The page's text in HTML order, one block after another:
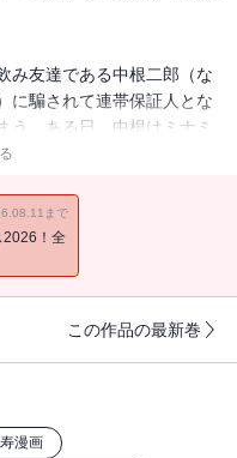
み友達である中根二郎（な
に騙されて連帯保証人とな
う。ある日、中根はミナミ
かならないかと涙ながらに
とだと話すが……!?
まで
2026！全
この作品の最新巻
漫画